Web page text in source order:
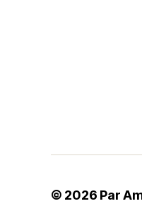
© 2026 Par